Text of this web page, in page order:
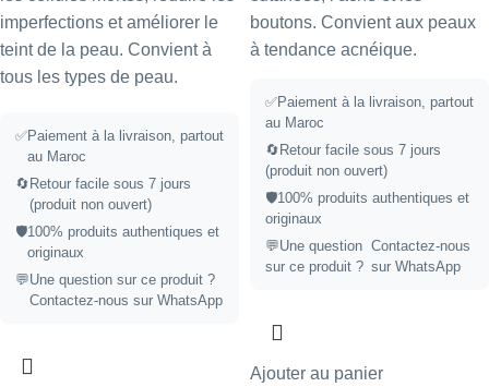
imperfections et améliorer le
teint de la peau. Convient à
tous les types de peau.
✅Paiement à la livraison, partout
au Maroc
🔄 Retour facile sous 7 jours
(produit non ouvert)
🛡️100% produits authentiques et
originaux
💬Une question sur ce produit ?
Contactez-nous sur WhatsApp
boutons. Convient aux peaux
à tendance acnéique.
✅Paiement à la livraison, partout
au Maroc
🔄Retour facile sous 7 jours
(produit non ouvert)
🛡️100% produits authentiques et
originaux
💬Une question
sur ce produit ?
Contactez-nous
sur WhatsApp
Ajouter au panier